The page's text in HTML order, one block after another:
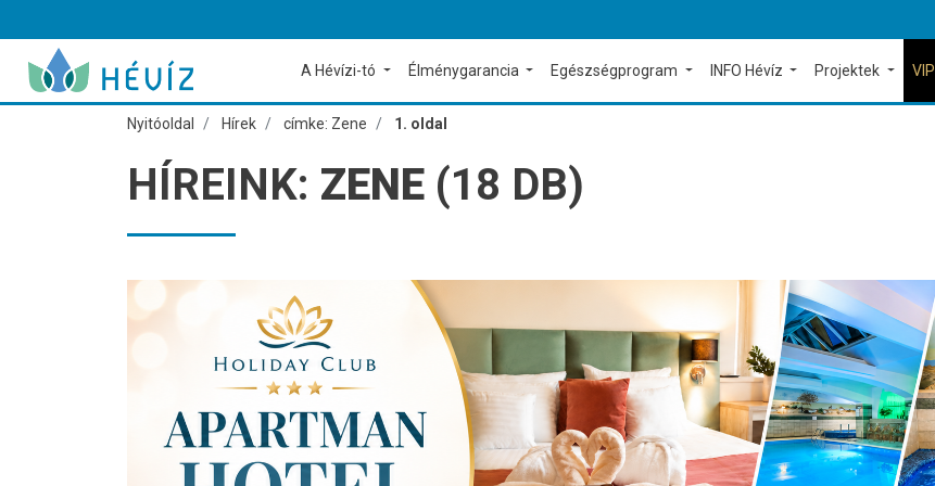
A Hévízi-tó Élménygarancia Egészségprogram INFO Hévíz Projektek VIP
Nyitóoldal Hírek címke: Zene 1. oldal
HÍREINK: ZENE (18 DB)